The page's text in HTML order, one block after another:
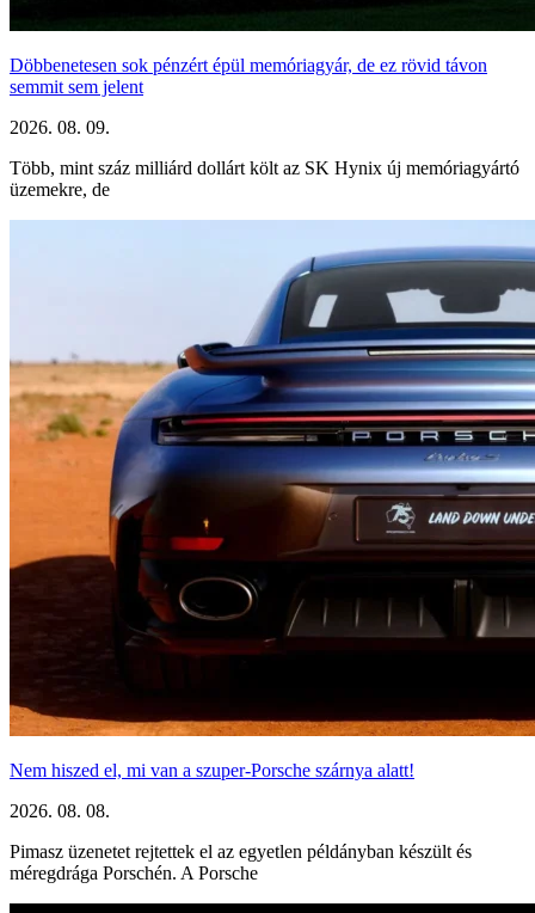
Döbbenetesen sok pénzért épül memóriagyár, de ez rövid távon
semmit sem jelent
2026. 08. 09.
Több, mint száz milliárd dollárt költ az SK Hynix új memóriagyártó
üzemekre, de
Nem hiszed el, mi van a szuper-Porsche szárnya alatt!
2026. 08. 08.
Pimasz üzenetet rejtettek el az egyetlen példányban készült és
méregdrága Porschén. A Porsche